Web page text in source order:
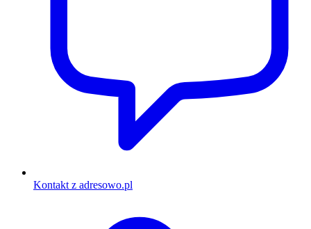
Kontakt z adresowo.pl